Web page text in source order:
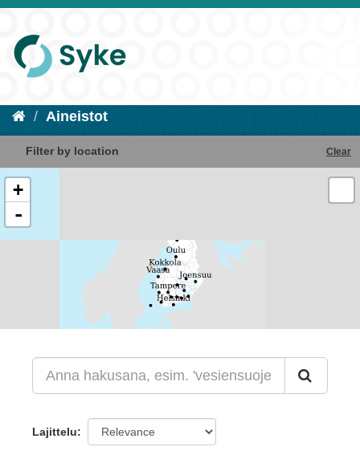
Aineistot
Filter by location Clear
+
-
Lajittelu